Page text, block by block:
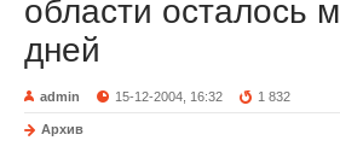
области осталось
дней
admin 15-12-2004, 16:32 1 832
Архив